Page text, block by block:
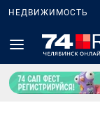
НЕДВИЖИМОСТЬ